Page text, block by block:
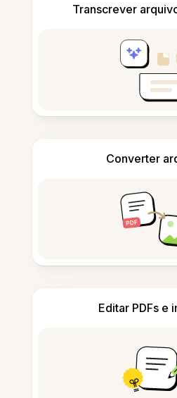
Transcrever
Converter
Editar PDFs e